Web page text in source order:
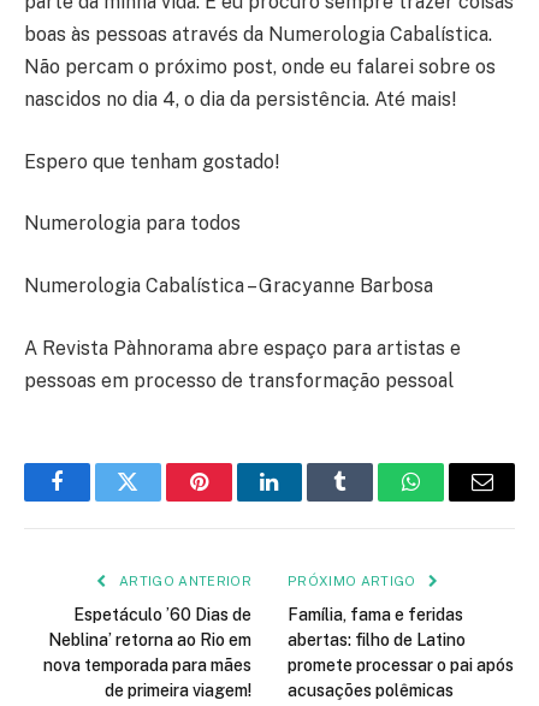
boas às pessoas através da Numerologia Cabalística.
Não percam o próximo post, onde eu falarei sobre os
nascidos no dia 4, o dia da persistência. Até mais!
Espero que tenham gostado!
Numerologia para todos
Numerologia Cabalística – Gracyanne Barbosa
A Revista Pàhnorama abre espaço para artistas e
pessoas em processo de transformação pessoal
FacebookTwitter PinterestLinkedInTumblr WhatsApp
E-
ARTIGO ANTERIOR
Espetáculo ’60 Dias de
Neblina’ retorna ao Rio em
nova temporada para mães
de primeira viagem!
PRÓXIMO ARTIGO
Família, fama e feridas
abertas: filho de Latino
promete processar o pai após
acusações polêmicas